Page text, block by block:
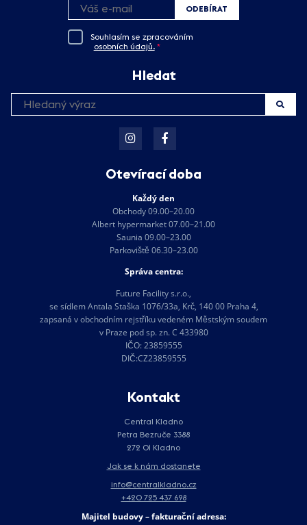
Souhlasím se zpracováním
osobních údajů.*
ODEBÍRAT
Hledat
Otevírací doba
Každý den
Obchody 09.00–20.00
Albert hypermarket 07.00–21.00
Saunia 09.00–23.00
Parkoviště 06.30–23.00
Správa centra:
Future Facility s.r.o.,
se sídlem Antala Staška 1076/33a, Krč, 140 00 Praha 4,
zapsaná v obchodním rejstříku vedeném Městským soudem
v Praze pod sp. zn. C 433980
IČO: 23859555
DIČ:CZ23859555
Kontakt
Central Kladno
Petra Bezruče 3388
272 01 Kladno
Jak se k nám dostanete
info@centralkladno.cz
+420 725 437 698
Majitel budovy – fakturační adresa: